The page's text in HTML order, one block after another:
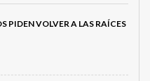
PIDEN VOLVER A LAS RAÍCES